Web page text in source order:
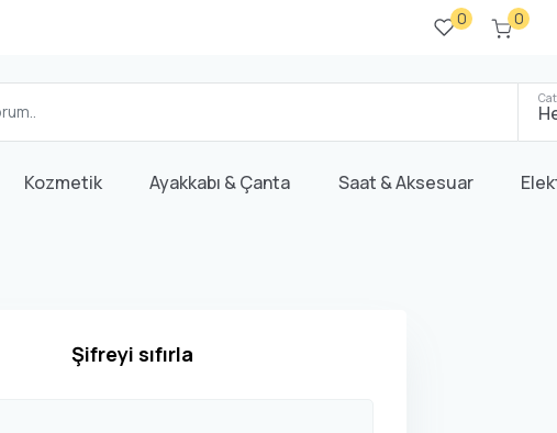
0 0
Kozmetik Ayakkabı & Çanta Saat & Aksesuar
Şifreyi sıfırla